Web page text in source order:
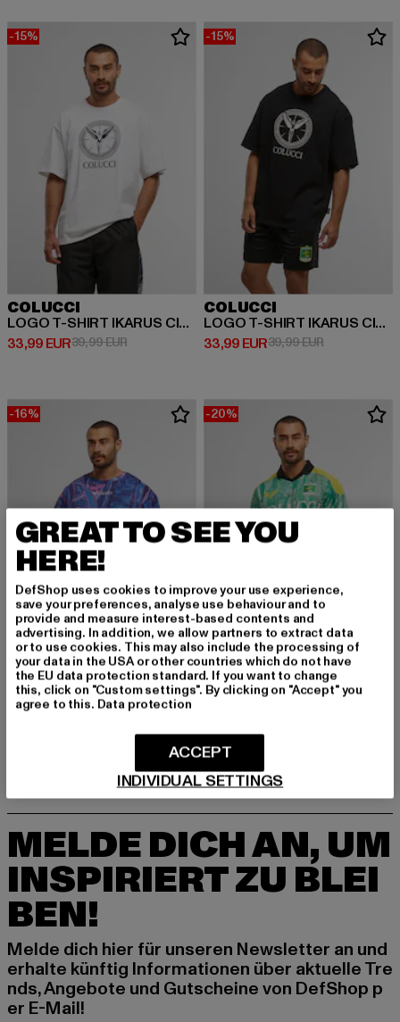
-15%
COLUCCI
LOGO T-SHIRT IKARUS CIRCLE
33,99 EUR
Derzeitiger Preis: 33,99 EUR
39,99 EURAktionspreis: 39,99 EUR
-15%
COLUCCI
LOGO T-SHIRT IKARUS CIRCLE
33,99 EUR
Derzeitiger Preis: 33,99 EUR
39,99 EURAktionspreis:
-16%
COLUCCI
PRINTED
-20%
COLUCCI
MELDE DICH AN, UM
INSPIRIERT ZU BLEI
BEN!
Melde dich hier für unseren Newsletter an und
erhalte künftig Informationen über aktuelle Tre
nds, Angebote und Gutscheine von DefShop p
er E-Mail!
GREAT TO SEE YOU
HERE!
DefShop uses cookies to improve your use experience,
save your preferences, analyse use behaviour and to
provide and measure interest-based contents and
advertising. In addition, we allow partners to extract data
or to use cookies. This may also include the processing of
your data in the USA or other countries which do not have
the EU data protection standard. If you want to change
this, click on "Custom settings". By clicking on "Accept" you
agree to this. Data protection
INDIVIDUAL SETTINGS
ACCEPT